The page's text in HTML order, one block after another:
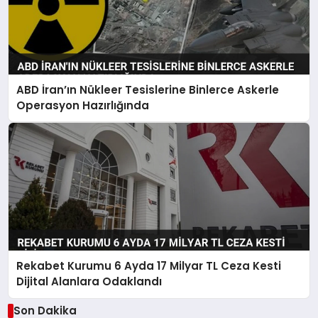
ABD İran’ın Nükleer Tesislerine Binlerce Askerle
Operasyon Hazırlığında
Rekabet Kurumu 6 Ayda 17 Milyar TL Ceza Kesti
Dijital Alanlara Odaklandı
Son Dakika